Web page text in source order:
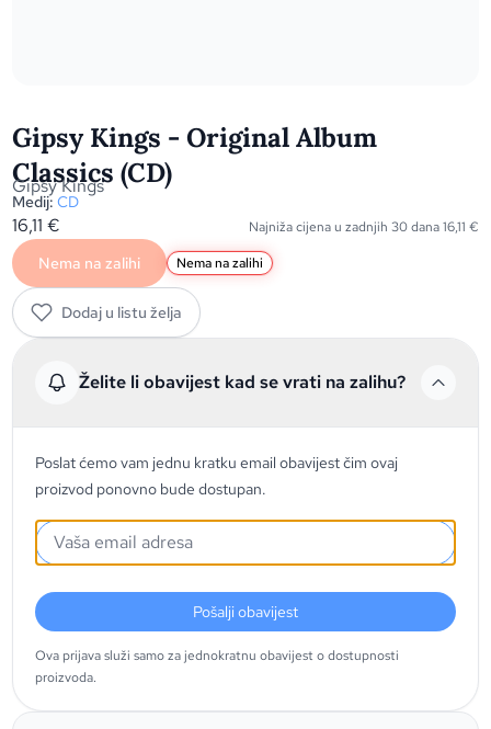
Gipsy Kings - Original Album
Classics (CD)
Gipsy Kings
Medij: CD
16,11€ Najniža cijena u zadnjih 30 dana16,11 €
Nema na zalihi Nema na zalihi
Dodaj u listu želja
Želite li obavijest kad se vrati na zalihu?
Poslat ćemo vam jednu kratku email obavijest čim ovaj
proizvod ponovno bude dostupan.
Pošalji obavijest
Ova prijava služi samo za jednokratnu obavijest o dostupnosti
proizvoda.